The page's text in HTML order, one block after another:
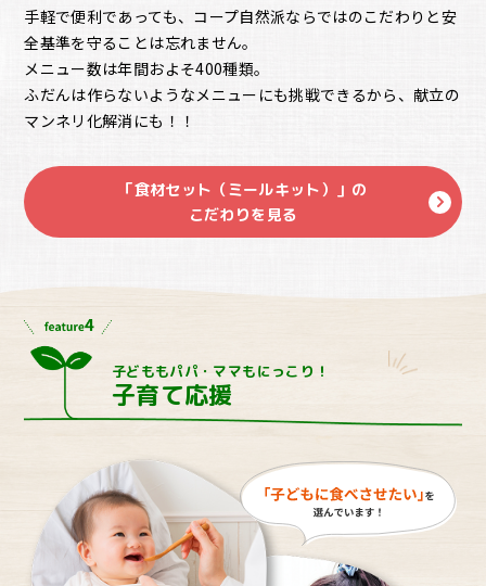
手軽で便利であっても、コープ自然派ならではのこだわりと安
全基準を守ることは忘れません。
メニュー数は年間およそ400種類。
ふだんは作らないようなメニューにも挑戦できるから、献立の
マンネリ化解消にも！！
「食材セット（ミールキット）」の
こだわりを見る
子どももパパ・ママもにっこり！
子育て応援